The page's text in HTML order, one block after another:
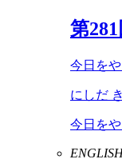
第281
今日を
にしだ
今日を